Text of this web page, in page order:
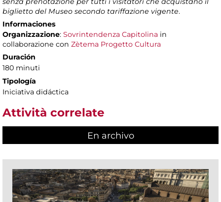
biglietto del Museo secondo tariffazione vigente.
Informaciones
Organizzazione: Sovrintendenza Capitolina in
collaborazione con Zètema Progetto Cultura
Duración
180 minuti
Tipología
Iniciativa didáctica
Attività correlate
En archivo